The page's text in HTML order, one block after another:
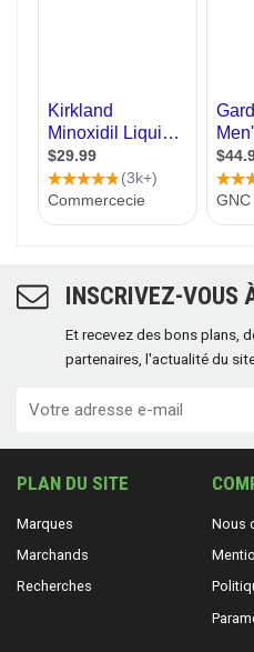
INSCRIVEZ-VOUS
Et recevez des bons plans,
partenaires, l'actualité du
PLAN DU SITE
Marques
Marchands
Recherches
Nous